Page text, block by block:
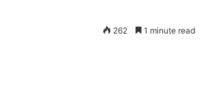
262 1 minute read